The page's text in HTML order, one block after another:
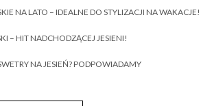
NA LATO – IDEALNE DO STYLIZACJI NA WAKACJE!
– HIT NADCHODZĄCEJ JESIENI!
NA JESIEŃ? PODPOWIADAMY